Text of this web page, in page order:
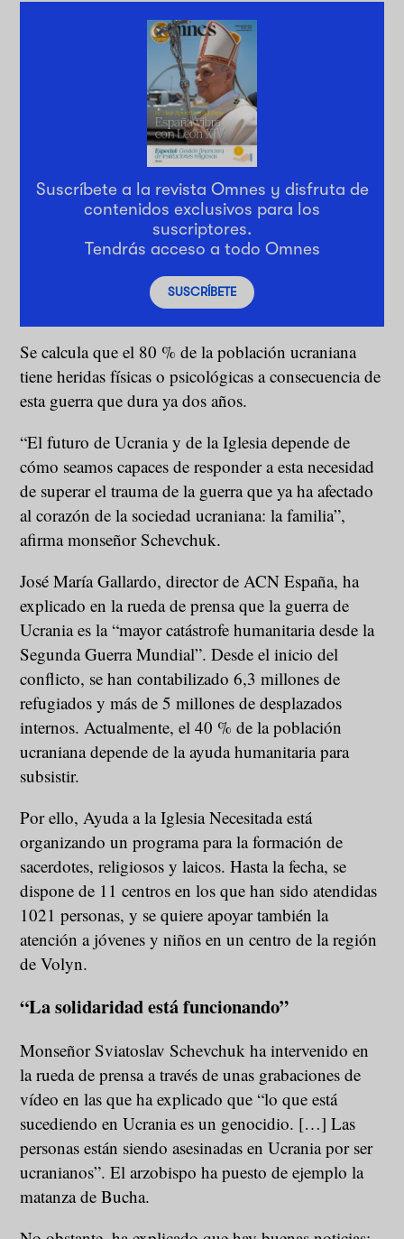
Suscríbete a la revista Omnes y disfruta de
contenidos exclusivos para los
suscriptores.
Tendrás acceso a todo Omnes
SUSCRÍBETE
Se calcula que el 80 % de la población ucraniana
tiene heridas físicas o psicológicas a consecuencia de
esta guerra que dura ya dos años.
“El futuro de Ucrania y de la Iglesia depende de
cómo seamos capaces de responder a esta necesidad
de superar el trauma de la guerra que ya ha afectado
al corazón de la sociedad ucraniana: la familia”,
afirma monseñor Schevchuk.
José María Gallardo, director de ACN España, ha
explicado en la rueda de prensa que la guerra de
Ucrania es la “mayor catástrofe humanitaria desde la
Segunda Guerra Mundial”. Desde el inicio del
conflicto, se han contabilizado 6,3 millones de
refugiados y más de 5 millones de desplazados
internos. Actualmente, el 40 % de la población
ucraniana depende de la ayuda humanitaria para
subsistir.
Por ello, Ayuda a la Iglesia Necesitada está
organizando un programa para la formación de
sacerdotes, religiosos y laicos. Hasta la fecha, se
dispone de 11 centros en los que han sido atendidas
1021 personas, y se quiere apoyar también la
atención a jóvenes y niños en un centro de la región
de Volyn.
“La solidaridad está funcionando”
Monseñor Sviatoslav Schevchuk ha intervenido en
la rueda de prensa a través de unas grabaciones de
vídeo en las que ha explicado que “lo que está
sucediendo en Ucrania es un genocidio. […] Las
personas están siendo asesinadas en Ucrania por ser
ucranianos”. El arzobispo ha puesto de ejemplo la
matanza de Bucha.